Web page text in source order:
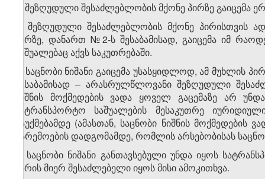
6. შეზღუდული შესაძლებლობის მქონე პირზე გაიცემა
7. შეზღუდული შესაძლებლობის მქონე პირისთვის
პირზე, დანართ №2-ს შესაბამისად, გაიცემა იმ
საშუალებაც აქვს საკუთრებაში.
8. საცნობი ნიშანი გაიცემა უსასყიდლოდ, ამ მუხლის
შესაბამისად – არასრულწლოვანი შეზღუდული
ნიშნის მოქმედების ვადა ყოველ გაცემაზე არ
სატრანსპორტო საშუალების მესაკუთრე
გაუქმებამდე (ამასთან, საცნობი ნიშნის
გარემოების დადგომამდე, რომლის არსებობისას
9. საცნობი ნიშანი განთავსებული უნდა იყოს
პირის მიერ შესაძლებელი იყოს მისი ამოკითხვა.